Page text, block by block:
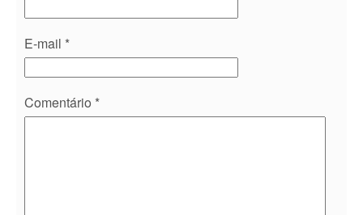
E-mail *
Comentário *